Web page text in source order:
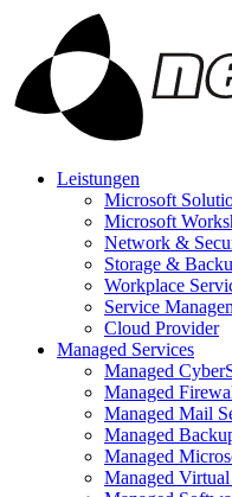
Leistungen
Microsoft
Microsoft
Network &
Storage &
Workplace
Service
Cloud Provider
Managed Services
Managed
Managed
Managed Mail
Managed
Managed
Managed